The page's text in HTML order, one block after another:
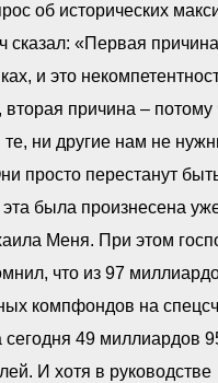
Повышение
переподготовка
об исторических
«Первая
и это
вторая причина – потому
ни другие нам не
просто перестанут
была произнесена
Меня. При этом
что из 97
компфондов на
49 миллиардов
И хотя в руководстве